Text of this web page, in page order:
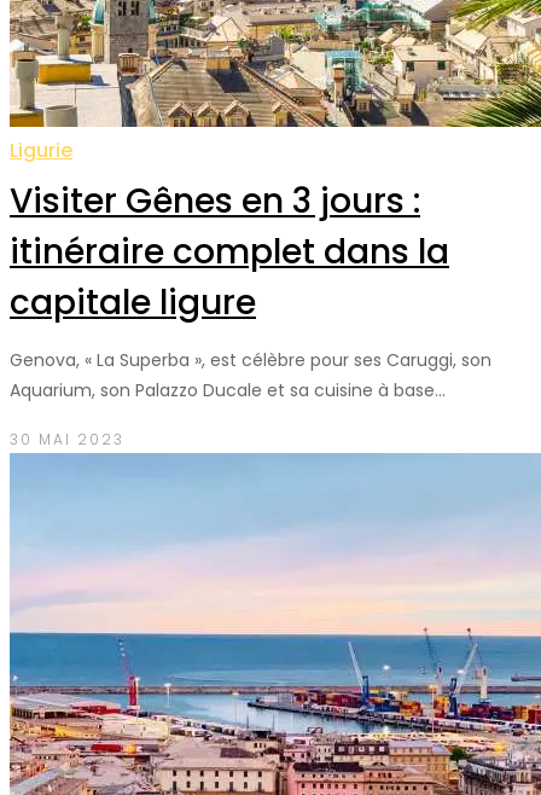
Ligurie
Visiter Gênes en 3 jours :
itinéraire complet dans la
capitale ligure
Genova, « La Superba », est célèbre pour ses Caruggi, son
Aquarium, son Palazzo Ducale et sa cuisine à base…
30 MAI 2023